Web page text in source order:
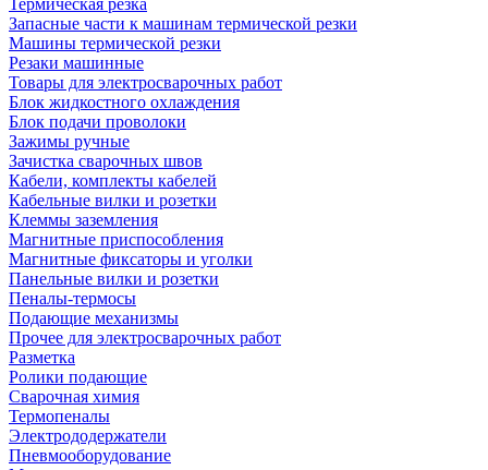
Термическая резка
Запасные части к машинам термической резки
Машины термической резки
Резаки машинные
Товары для электросварочных работ
Блок жидкостного охлаждения
Блок подачи проволоки
Зажимы ручные
Зачистка сварочных швов
Кабели, комплекты кабелей
Кабельные вилки и розетки
Клеммы заземления
Магнитные приспособления
Магнитные фиксаторы и уголки
Панельные вилки и розетки
Пеналы-термосы
Подающие механизмы
Прочее для электросварочных работ
Разметка
Ролики подающие
Сварочная химия
Термопеналы
Электрододержатели
Пневмооборудование